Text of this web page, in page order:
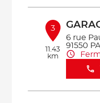
3
11.43
km
6 rue
91550